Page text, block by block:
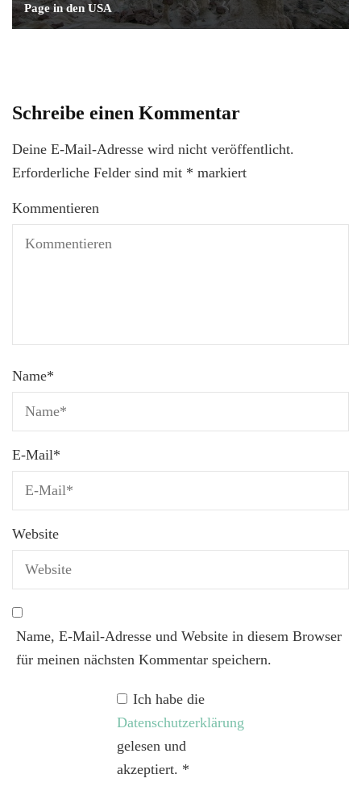
Page in den USA
Schreibe einen Kommentar
Deine E-Mail-Adresse wird nicht veröffentlicht.
Erforderliche Felder sind mit * markiert
Kommentieren
Name*
E-Mail*
Website
Name, E-Mail-Adresse und Website in diesem Browser
für meinen nächsten Kommentar speichern.
Ich habe die
Datenschutzerklärung
gelesen und
akzeptiert. *